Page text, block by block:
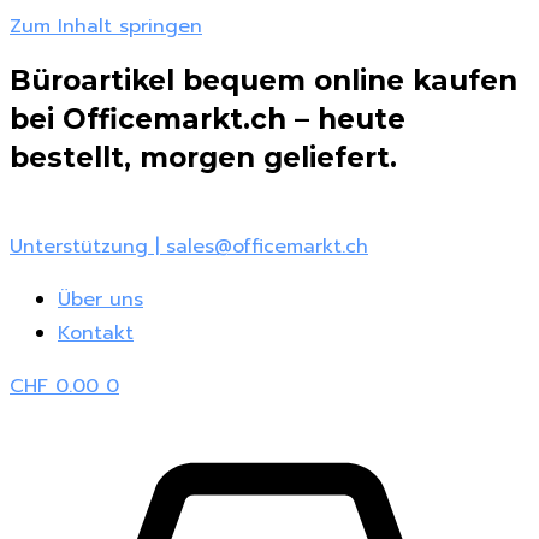
Zum Inhalt springen
Büroartikel bequem online kaufen
bei Officemarkt.ch – heute
bestellt, morgen geliefert.
Unterstützung | sales@officemarkt.ch
Über uns
Kontakt
CHF0.00 0